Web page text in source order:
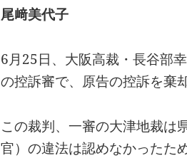
尾﨑美代子
6月25日、大阪高裁・長谷部
の控訴審で、原告の控訴を棄
この裁判、一審の大津地裁は
官）の違法は認めなかったた